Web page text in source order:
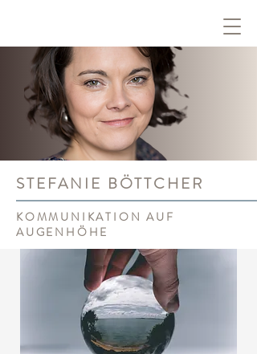
STEFANIE BÖTTCHER
KOMMUNIKATION AUF
AUGENHÖHE